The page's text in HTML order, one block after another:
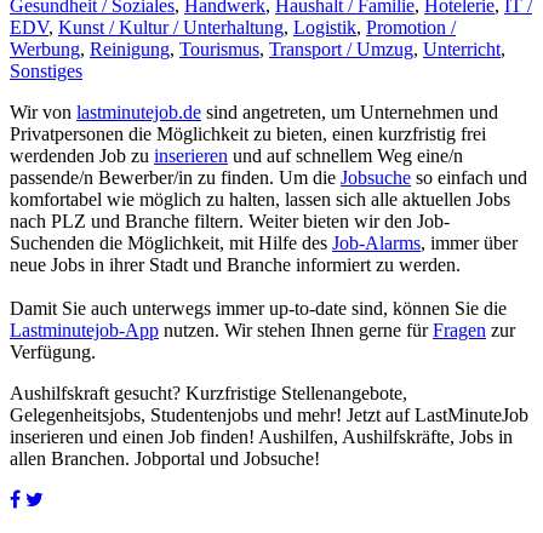
Gesundheit / Soziales, Handwerk, Haushalt / Familie, Hotelerie, IT /
EDV, Kunst / Kultur / Unterhaltung, Logistik, Promotion /
Werbung, Reinigung, Tourismus, Transport / Umzug, Unterricht,
Sonstiges
Wir von lastminutejob.de sind angetreten, um Unternehmen und
Privatpersonen die Möglichkeit zu bieten, einen kurzfristig frei
werdenden Job zu inserieren und auf schnellem Weg eine/n
passende/n Bewerber/in zu finden. Um die Jobsuche so einfach und
komfortabel wie möglich zu halten, lassen sich alle aktuellen Jobs
nach PLZ und Branche filtern. Weiter bieten wir den Job-
Suchenden die Möglichkeit, mit Hilfe des Job-Alarms, immer über
neue Jobs in ihrer Stadt und Branche informiert zu werden.
Damit Sie auch unterwegs immer up-to-date sind, können Sie die
Lastminutejob-App nutzen. Wir stehen Ihnen gerne fürFragen zur
Verfügung.
Aushilfskraft gesucht? Kurzfristige Stellenangebote,
Gelegenheitsjobs, Studentenjobs und mehr! Jetzt auf LastMinuteJob
inserieren und einen Job finden! Aushilfen, Aushilfskräfte, Jobs in
allen Branchen. Jobportal und Jobsuche!